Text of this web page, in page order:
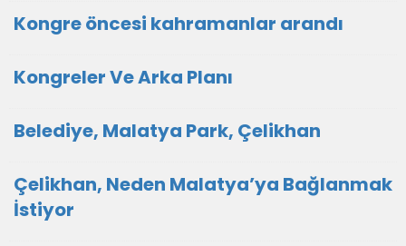
Kongre öncesi kahramanlar arandı
Kongreler Ve Arka Planı
Belediye, Malatya Park, Çelikhan
Çelikhan, Neden Malatya’ya Bağlanmak
İstiyor